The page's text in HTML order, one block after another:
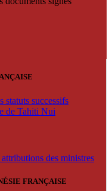
statuts successifs
de Tahiti Nui
des ministres
FRANÇAISE